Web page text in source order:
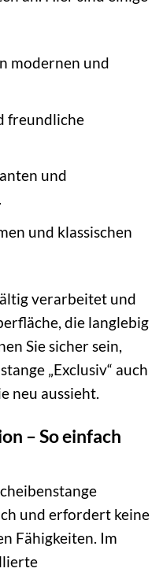
modernen und
freundliche
und
und klassischen
verarbeitet und
die langlebig
Sie sicher sein,
„Exclusiv“ auch
neu aussieht.
– So einfach
und erfordert keine
Fähigkeiten. Im